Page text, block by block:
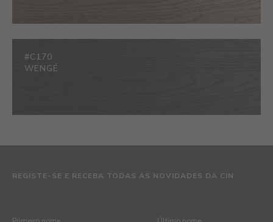
#C170
WENGÉ
REGISTE-SE E RECEBA TODAS AS NOVIDADES DA CIN